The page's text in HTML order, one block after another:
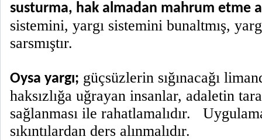
susturma, hak almadan mahrum etme
sistemini, yargı sistemini bunaltmış,
sarsmıştır.
Oysa yargı; güçsüzlerin sığınacağı
haksızlığa uğrayan insanlar, adaletin
sağlanması ile rahatlamalıdır.
sıkıntılardan ders alınmalıdır.